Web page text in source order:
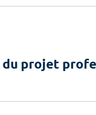
du projet